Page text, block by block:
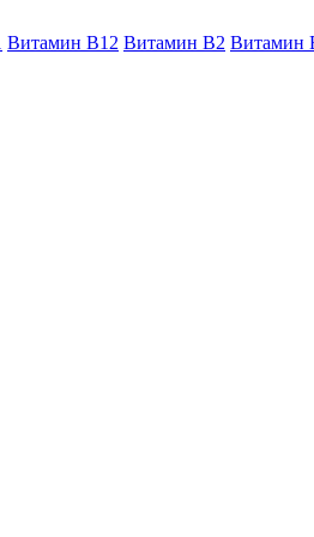
Витамин B12 Витамин B2 Витамин